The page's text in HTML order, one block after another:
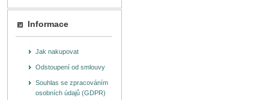
Informace
Jak nakupovat
Odstoupení od smlouvy
Souhlas se zpracováním
osobních údajů (GDPR)